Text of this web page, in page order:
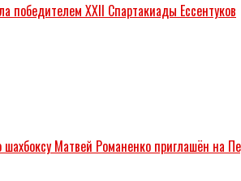
победителем XXII Спартакиады Ессентуков
Матвей Романенко приглашён на